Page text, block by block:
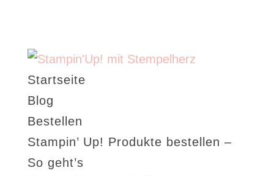
Startseite
Blog
Bestellen
Stampin’ Up! Produkte bestellen –
So geht’s